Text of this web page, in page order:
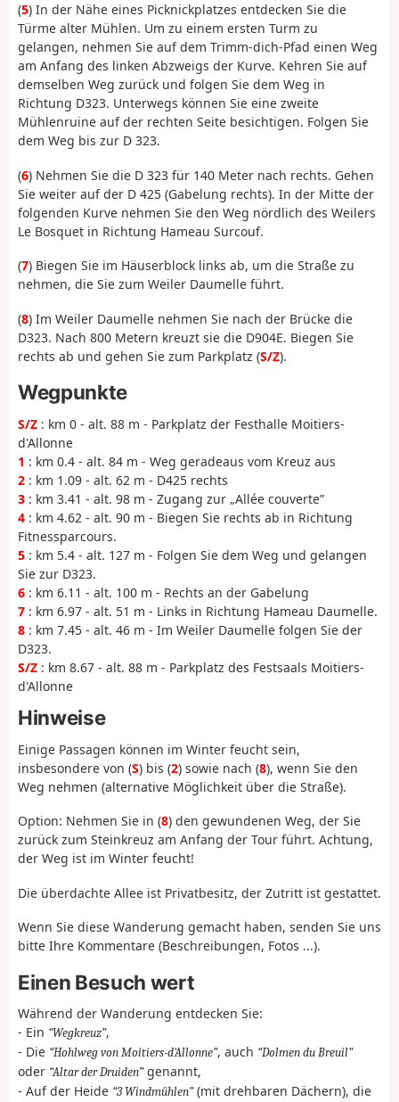
(5) In der Nähe eines Picknickplatzes entdecken Sie die
Türme alter Mühlen. Um zu einem ersten Turm zu
gelangen, nehmen Sie auf dem Trimm-dich-Pfad einen Weg
am Anfang des linken Abzweigs der Kurve. Kehren Sie auf
demselben Weg zurück und folgen Sie dem Weg in
Richtung D323. Unterwegs können Sie eine zweite
Mühlenruine auf der rechten Seite besichtigen. Folgen Sie
dem Weg bis zur D 323.
(6) Nehmen Sie die D 323 für 140 Meter nach rechts. Gehen
Sie weiter auf der D 425 (Gabelung rechts). In der Mitte der
folgenden Kurve nehmen Sie den Weg nördlich des Weilers
Le Bosquet in Richtung Hameau Surcouf.
(7) Biegen Sie im Häuserblock links ab, um die Straße zu
nehmen, die Sie zum Weiler Daumelle führt.
(8) Im Weiler Daumelle nehmen Sie nach der Brücke die
D323. Nach 800 Metern kreuzt sie die D904E. Biegen Sie
rechts ab und gehen Sie zum Parkplatz (S/Z).
Wegpunkte
S/Z : km 0 - alt. 88 m - Parkplatz der Festhalle Moitiers-
d'Allonne
1 : km 0.4 - alt. 84 m - Weg geradeaus vom Kreuz aus
2 : km 1.09 - alt. 62 m - D425 rechts
3 : km 3.41 - alt. 98 m - Zugang zur „Allée couverte”
4 : km 4.62 - alt. 90 m - Biegen Sie rechts ab in Richtung
Fitnessparcours.
5 : km 5.4 - alt. 127 m - Folgen Sie dem Weg und gelangen
Sie zur D323.
6 : km 6.11 - alt. 100 m - Rechts an der Gabelung
7 : km 6.97 - alt. 51 m - Links in Richtung Hameau Daumelle.
8 : km 7.45 - alt. 46 m - Im Weiler Daumelle folgen Sie der
D323.
S/Z : km 8.67 - alt. 88 m - Parkplatz des Festsaals Moitiers-
d'Allonne
Hinweise
Einige Passagen können im Winter feucht sein,
insbesondere von (S) bis (2) sowie nach (8), wenn Sie den
Weg nehmen (alternative Möglichkeit über die Straße).
Option: Nehmen Sie in (8) den gewundenen Weg, der Sie
zurück zum Steinkreuz am Anfang der Tour führt. Achtung,
der Weg ist im Winter feucht!
Die überdachte Allee ist Privatbesitz, der Zutritt ist gestattet.
Wenn Sie diese Wanderung gemacht haben, senden Sie uns
bitte Ihre Kommentare (Beschreibungen, Fotos ...).
Einen Besuch wert
Während der Wanderung entdecken Sie:
- Ein Wegkreuz ,
- Die Hohlweg von Moitiers-d'Allonne , auch Dolmen du Breuil
oder Altar der Druiden genannt,
- Auf der Heide 3 Windmühlen (mit drehbaren Dächern), die